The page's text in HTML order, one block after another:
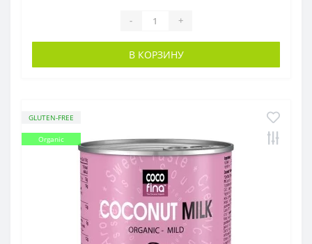
- +
В КОРЗИНУ
GLUTEN-FREE
Organic